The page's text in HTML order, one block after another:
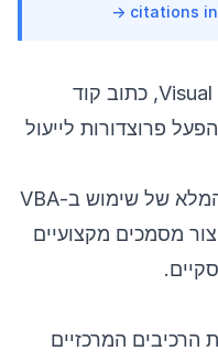
citations
גש ל-VBA דרך מפתח > Visual Basic, כתוב קוד
פרוצדורות לייעול
מדריך זה מלווה אותך בתהליך המלא של שימוש ב-VBA
מסמכים מקצועיים
הרכיבים המרכזיים